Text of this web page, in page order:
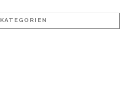
KATEGORIEN